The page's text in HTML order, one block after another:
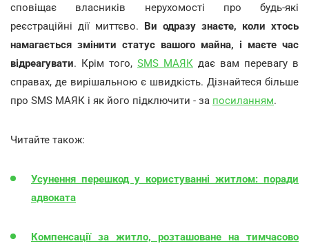
сповіщає власників нерухомості про будь-які
реєстраційні дії миттєво. Ви одразу знаєте, коли хтось
намагається змінити статус вашого майна, і маєте час
відреагувати. Крім того, SMS МАЯК дає вам перевагу в
справах, де вирішальною є швидкість. Дізнайтеся більше
про SMS МАЯК і як його підключити - за посиланням.
Читайте також:
Усунення перешкод у користуванні житлом: поради
адвоката
Компенсації за житло, розташоване на тимчасово